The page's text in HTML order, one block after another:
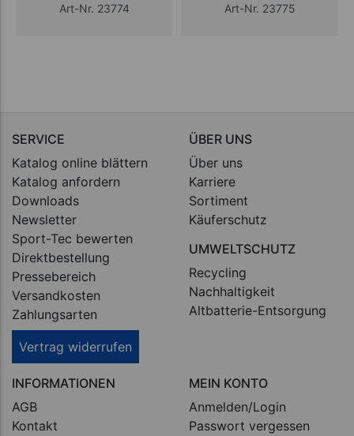
Art-Nr. 23774
Art-Nr. 23775
SERVICE
Katalog online blättern
Katalog anfordern
Downloads
Newsletter
Sport-Tec bewerten
Direktbestellung
Pressebereich
Versandkosten
Zahlungsarten
Vertrag widerrufen
ÜBER UNS
Über uns
Karriere
Sortiment
Käuferschutz
UMWELTSCHUTZ
Recycling
Nachhaltigkeit
Altbatterie-Entsorgung
INFORMATIONEN
AGB
Kontakt
MEIN KONTO
Anmelden/Login
Passwort vergessen